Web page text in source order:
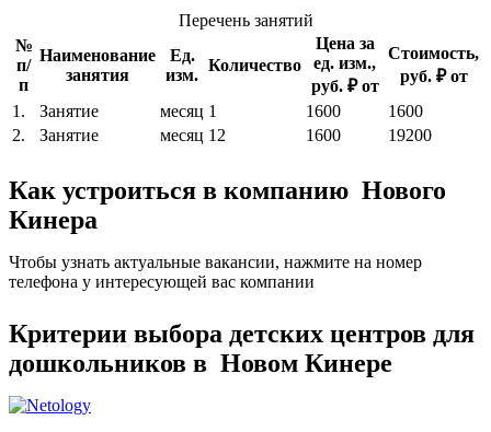
Перечень занятий
№
п/
п
Наименование
занятия
Ед.
изм.
Количество
Цена за
ед. изм.,
руб. ₽ от
Стоимость,
руб. ₽ от
1.
Занятие месяц 1 1600
1600
2.
Занятие месяц 12 1600 19200
Как устроиться в компанию Нового
Кинера
Чтобы узнать актуальные вакансии, нажмите на номер
телефона у интересующей вас компании
Критерии выбора детских центров для
дошкольников в Новом Кинере